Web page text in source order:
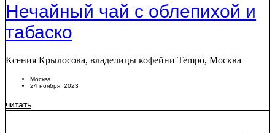
Нечайный чай с облепихой и
табаско
Ксения Крылосова, владелицы кофейни Tempo, Москва
Москва
24 ноября, 2023
читать